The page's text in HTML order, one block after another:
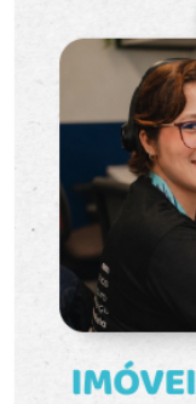
praticidade
ventilação e
do imóvel é o
ideal para
ou até mesmo
disso, a
ainda mais
momentos de lazer. Por ser térreo, o
oferece mais
a dia. O condomínio Vitta Garden Club conta com
ambiente
infraestrutura,
vida e bem-estar
contato para